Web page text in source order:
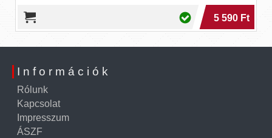
5 590 Ft
Információk
Rólunk
Kapcsolat
Impresszum
ÁSZF